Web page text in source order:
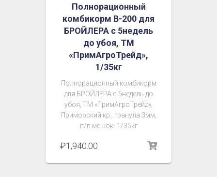
Полнорационный
комбикорм В-200 для
БРОЙЛЕРА с 5недель
до убоя, ТМ
«ПримАгроТрейд»,
1/35кг
Полнорационный комбикорм
для БРОЙЛЕРА с 5недель до
убоя, ТМ «ПримАгроТрейд»,
Приморский кр., гранула 3мм,
п/п мешок- 1/35кг
₽1,940.00